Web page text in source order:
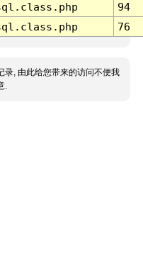
94
76
录, 由此给您带来的访问不便我
.